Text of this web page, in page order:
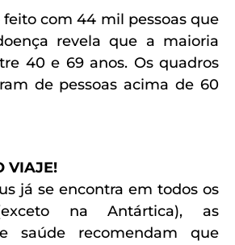
com 44 mil pessoas que
revela que a maioria
40 e 69 anos. Os quadros
de pessoas acima de 60
VIAJE!
já se encontra em todos os
na Antártica), as
saúde recomendam que